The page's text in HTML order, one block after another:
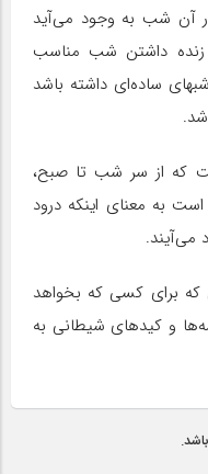
آن شب به وجود مى‌آید
و زنده داشتن شب مناسب
ساده‌اى داشته باشد
که از سر شب تا صبح،
به معناى اینکه درود
مى‌آیند.
براى کسى که بخواهد
و کیدهاى شیطانى به